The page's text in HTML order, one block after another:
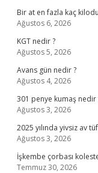
Bir at en fazla kaç
Ağustos 6, 2026
KGT nedir ?
Ağustos 5, 2026
Avans gün nedir ?
Ağustos 4, 2026
301 penye kumaş nedir
Ağustos 3, 2026
2025 yılında yivsiz av
Ağustos 3, 2026
İşkembe çorbası
Temmuz 30, 2026